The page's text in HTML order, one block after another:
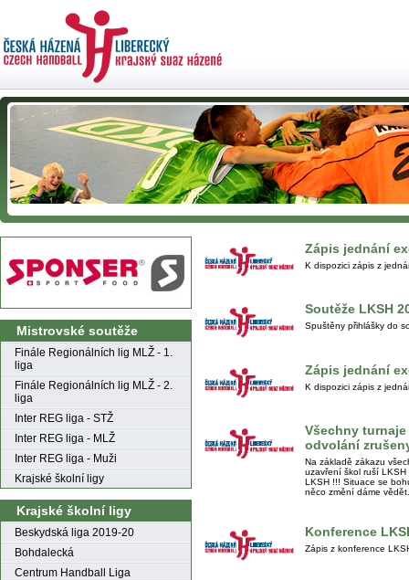
Mistrovské soutěže
Finále Regionálních lig MLŽ - 1.
liga
Finále Regionálních lig MLŽ - 2.
liga
Inter REG liga - STŽ
Inter REG liga - MLŽ
Inter REG liga - Muži
Krajské školní ligy
Krajské školní ligy
Beskydská liga 2019-20
Bohdalecká
Centrum Handball Liga
Zápis jednání
K dispozici zápis z
Soutěže LKSH
Spuštěny přihlášky do
Zápis jednání
K dispozici zápis z
Všechny
odvolání
Na základě zákazu
uzavření škol ruší
LKSH !!! Situace se
něco změní dáme
Konference
Zápis z konference